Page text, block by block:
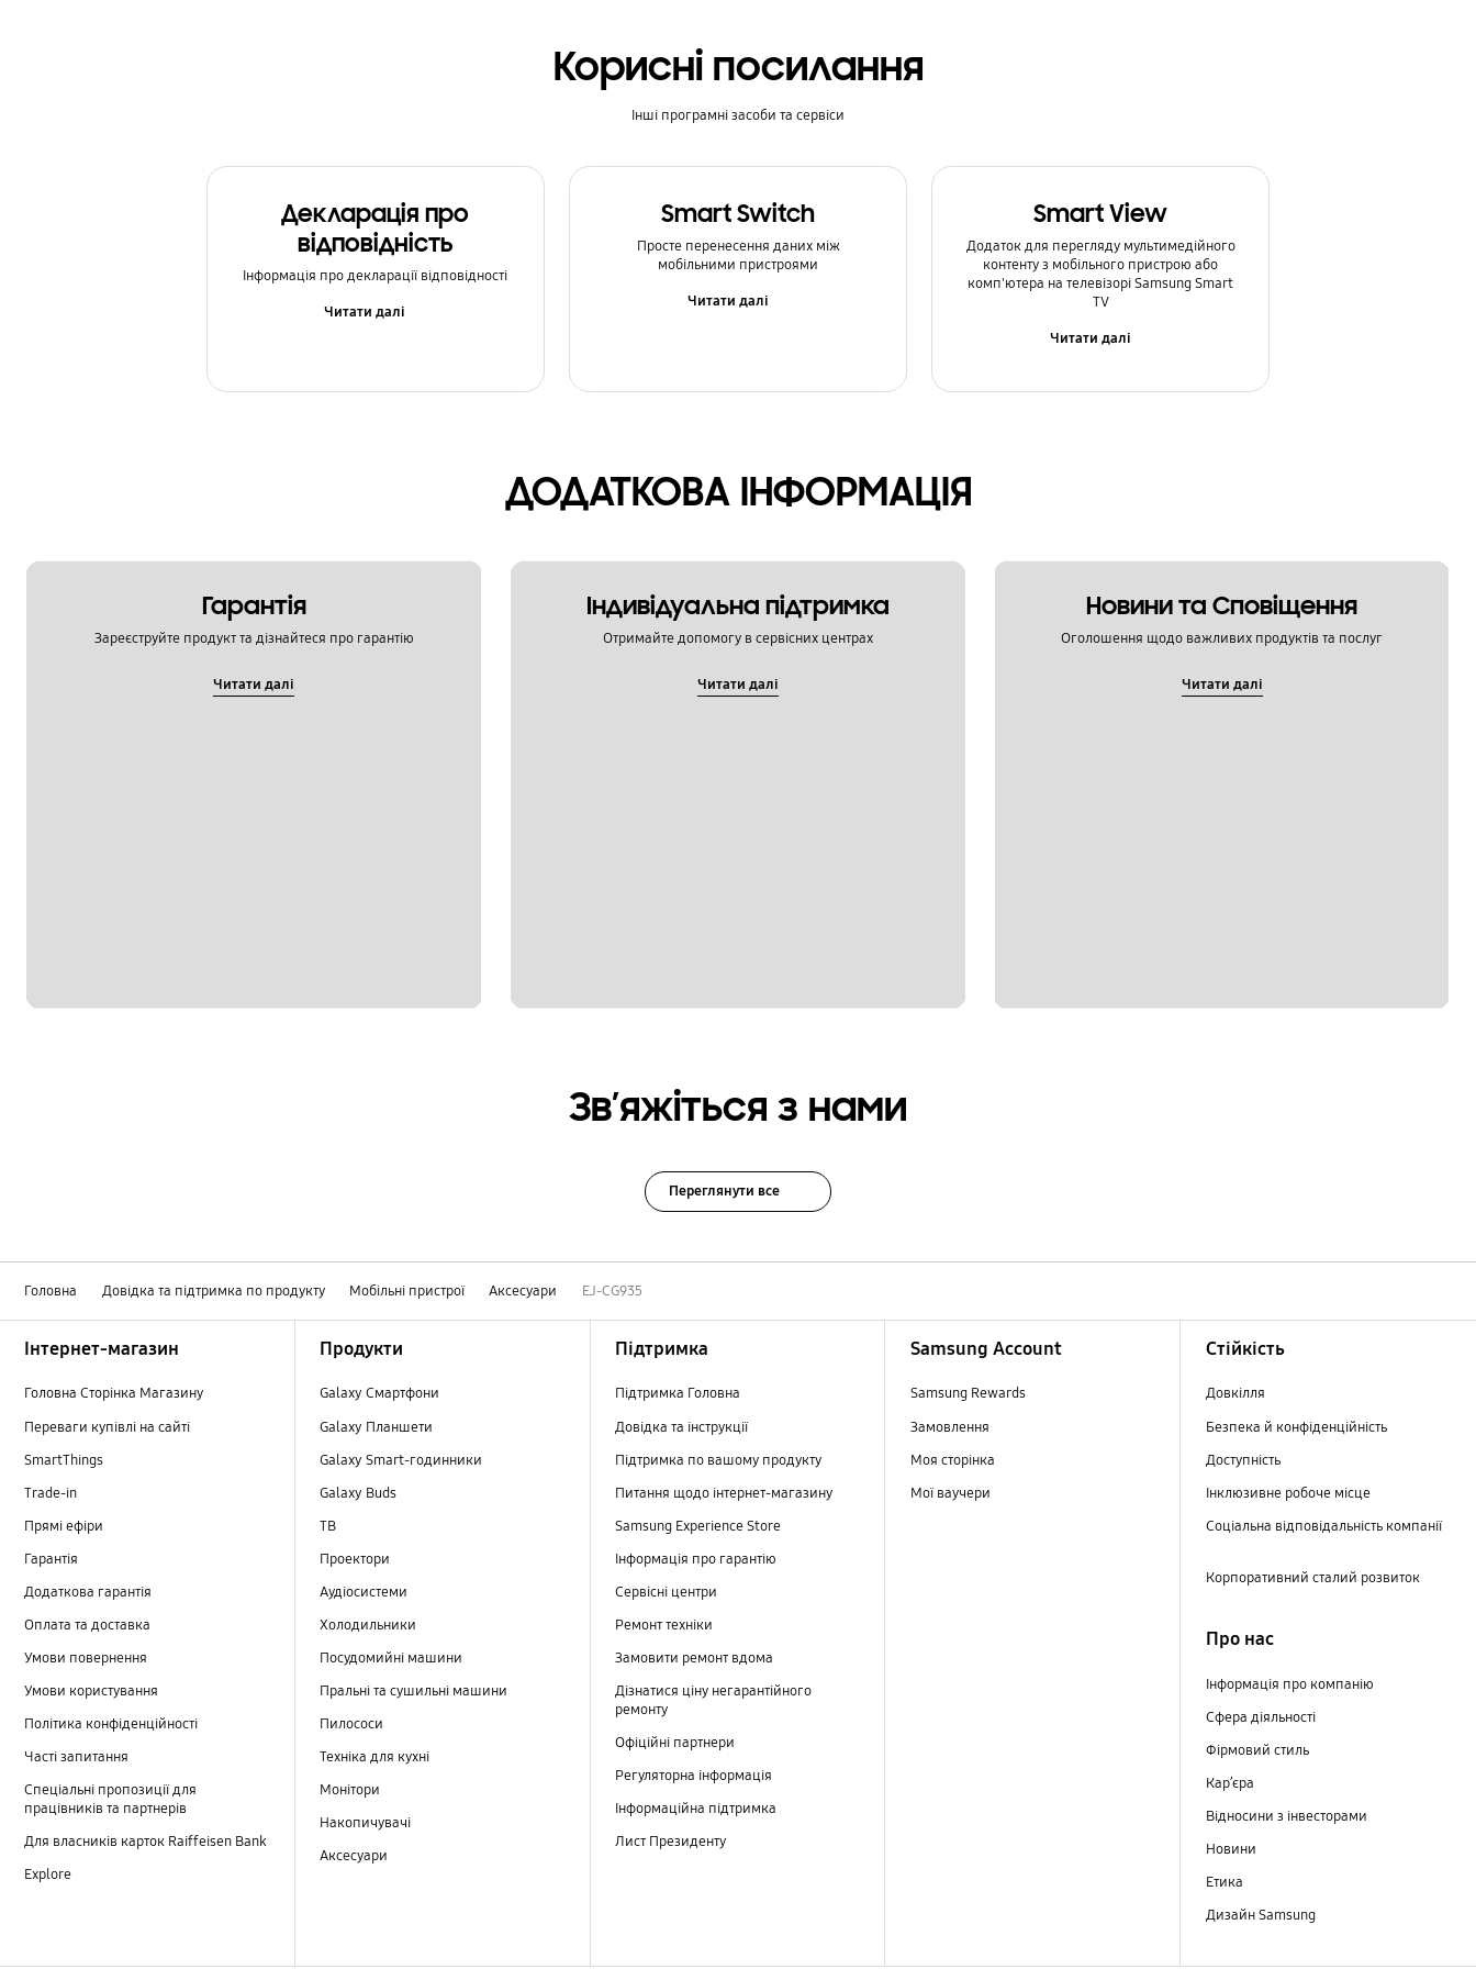
Корисні посилання
Інші програмні засоби та сервіси
Декларація про
відповідність
Інформація про декларації відповідності
Читати далі
Smart Switch
Просте перенесення даних між
мобільними пристроями
Читати далі
Smart View
Додаток для перегляду мультимедійного
контенту з мобільного пристрою або
комп'ютера на телевізорі Samsung Smart
TV
Читати далі
ДОДАТКОВА ІНФОРМАЦІЯ
Гарантія
Зареєструйте продукт та дізнайтеся про гарантію
Читати далі
Індивідуальна підтримка
Отримайте допомогу в сервісних центрах
Читати далі
Новини та Сповіщення
Оголошення щодо важливих продуктів та послуг
Читати далі
Зв’яжіться з нами
Переглянути все
Головна Довідка та підтримка по продукту Мобільні пристрої Аксесуари EJ-CG935
Інтернет-магазин
Головна Сторінка Магазину
Переваги купівлі на сайті
SmartThings
Trade-in
Прямі ефіри
Гарантія
Додаткова гарантія
Оплата та доставка
Умови повернення
Умови користування
Політика конфіденційності
Часті запитання
Спеціальні пропозиції для
працівників та партнерів
Для власників карток Raiffeisen Bank
Explore
Продукти
Galaxy Смартфони
Galaxy Планшети
Galaxy Smart-годинники
Galaxy Buds
TB
Проектори
Аудіосистеми
Холодильники
Посудомийні машини
Пральні та сушильні машини
Пилососи
Техніка для кухні
Монітори
Накопичувачі
Аксесуари
Підтримка
Підтримка Головна
Довідка та інструкції
Підтримка по вашому продукту
Питання щодо інтернет-магазину
Samsung Experience Store
Інформація про гарантію
Сервісні центри
Ремонт техніки
Замовити ремонт вдома
Дізнатися ціну негарантійного
ремонту
Офіційні партнери
Регуляторна інформація
Інформаційна підтримка
Лист Президенту
Samsung Account
Samsung Rewards
Замовлення
Моя сторінка
Мої ваучери
Стійкість
Довкілля
Безпека й конфіденційність
Доступність
Інклюзивне робоче місце
Соціальна відповідальність компанії
Корпоративний сталий розвиток
Про нас
Інформація про компанію
Сфера діяльності
Фірмовий стиль
Кар’єра
Відносини з інвесторами
Новини
Етика
Дизайн Samsung